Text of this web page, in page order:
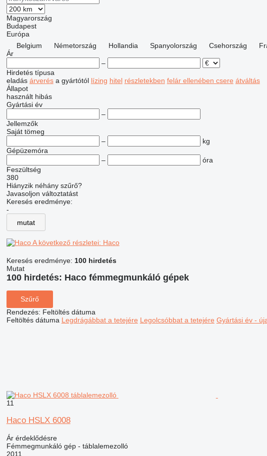
Magyarország
Budapest
Európa
Belgium
Németország Hollandia Spanyolország Csehország
Ár
–
Hirdetés típusa
eladás árverés a gyártótól lízing hitel részletekben felár ellenében csere átváltás
Állapot
használt hibás
Gyártási év
–
Jellemzők
Saját tömeg
–
kg
Gépüzemóra
–
óra
Feszültség
380
Hiányzik néhány szűrő?
Javasoljon változtatást
Keresés eredménye:
-
mutat
A következő részletei: Haco
Keresés eredménye: 100 hirdetés
Mutat
100 hirdetés: Haco fémmegmunkáló gépek
Szűrő
Rendezés: Feltöltés dátuma
Feltöltés dátuma Legdrágábbat a tetejére Legolcsóbbat a tetejére Gyártási év -
11
Haco HSLX 6008
Ár érdeklődésre
Fémmegmunkáló gép - táblalemezolló
2011